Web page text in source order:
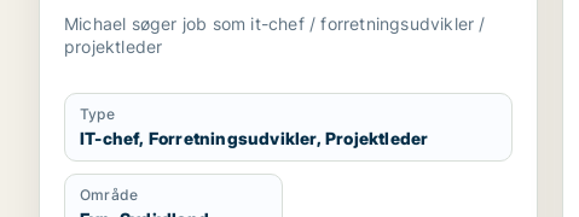
Michael søger job som it-chef / forretningsudvikler /
projektleder
Type
IT-chef, Forretningsudvikler, Projektleder
Område